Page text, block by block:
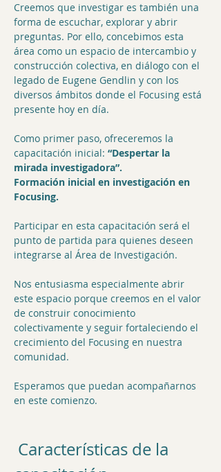
Creemos que investigar es también una
forma de escuchar, explorar y abrir
preguntas. Por ello, concebimos esta
área como un espacio de intercambio y
construcción colectiva, en diálogo con el
legado de Eugene Gendlin y con los
diversos ámbitos donde el Focusing está
presente hoy en día.
Como primer paso, ofreceremos la
capacitación inicial: “Despertar la
mirada investigadora”.
Formación inicial en investigación en
Focusing.
Participar en esta capacitación será el
punto de partida para quienes deseen
integrarse al Área de Investigación.
Nos entusiasma especialmente abrir
este espacio porque creemos en el valor
de construir conocimiento
colectivamente y seguir fortaleciendo el
crecimiento del Focusing en nuestra
comunidad.
Esperamos que puedan acompañarnos
en este comienzo.
­ Características de la